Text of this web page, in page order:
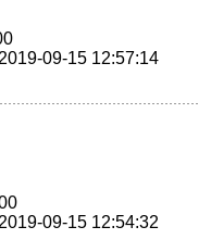
2019-09-15 12:57:14
2019-09-15 12:54:32